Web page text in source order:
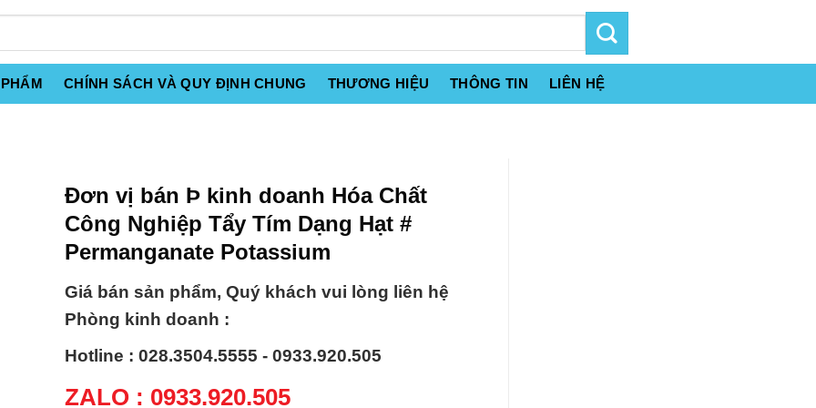
CHÍNH SÁCH VÀ QUY ĐỊNH CHUNG THƯƠNG HIỆU THÔNG TIN LIÊN HỆ
Đơn vị bán Þ kinh doanh Hóa Chất
Công Nghiệp Tẩy Tím Dạng Hạt #
Permanganate Potassium
Giá bán sản phẩm, Quý khách vui lòng liên hệ
Phòng kinh doanh :
Hotline : 028.3504.5555 - 0933.920.505
ZALO : 0933.920.505